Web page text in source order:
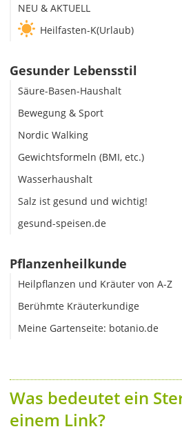
NEU & AKTUELL
Heilfasten-K(Urlaub)
Gesunder Lebensstil
Säure-Basen-Haushalt
Bewegung & Sport
Nordic Walking
Gewichtsformeln (BMI, etc.)
Wasserhaushalt
Salz ist gesund und wichtig!
gesund-speisen.de
Pflanzenheilkunde
Heilpflanzen und Kräuter von A-Z
Berühmte Kräuterkundige
Meine Gartenseite: botanio.de
Was bedeutet ein
einem Link?